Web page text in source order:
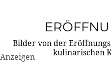
Bilder von der
kulinarischen
Anzeigen